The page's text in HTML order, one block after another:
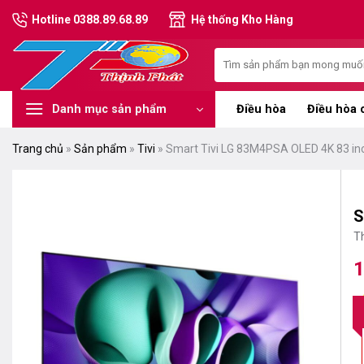
Chuyển
đến
nội
Hotline 0388.89.68.89 Hệ thống Kho Hàng
kiếm:
Danh mục sản phẩm Điều hòa Điều hòa
Trang chủ » Sản phẩm » Tivi » Smart Tivi LG 83M4PSA OLED 4K 83
là: